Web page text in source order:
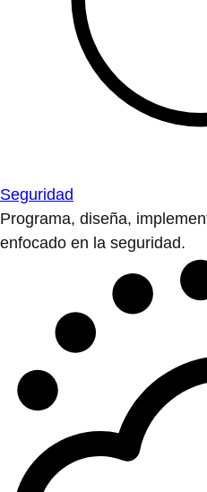
Seguridad
Programa, diseña,
enfocado en la seguridad.